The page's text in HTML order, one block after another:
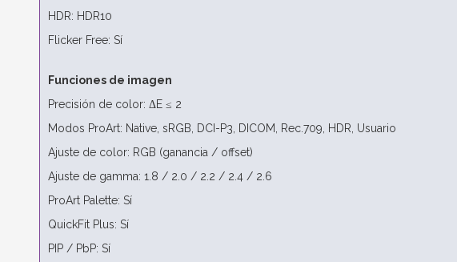
HDR: HDR10
Flicker Free: Sí
Funciones de imagen
Precisión de color: ΔE ≤ 2
Modos ProArt: Native, sRGB, DCI-P3, DICOM, Rec.709, HDR, Usuario
Ajuste de color: RGB (ganancia / offset)
Ajuste de gamma: 1.8 / 2.0 / 2.2 / 2.4 / 2.6
ProArt Palette: Sí
QuickFit Plus: Sí
PIP / PbP: Sí